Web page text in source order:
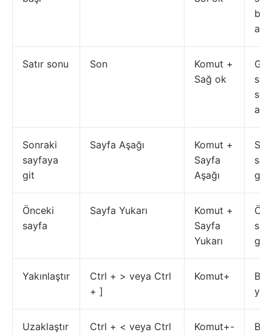
Satır sonu Son
Komut +
Sağ ok
Sonraki
sayfaya
git
Sayfa Aşağı
Komut +
Sayfa
Aşağı
Önceki
sayfa
Sayfa Yukarı
Komut +
Sayfa
Yukarı
Yakınlaştır
Ctrl + > veya Ctrl
+ ]
Komut+
Uzaklaştır
Ctrl + < veya Ctrl
Komut+-